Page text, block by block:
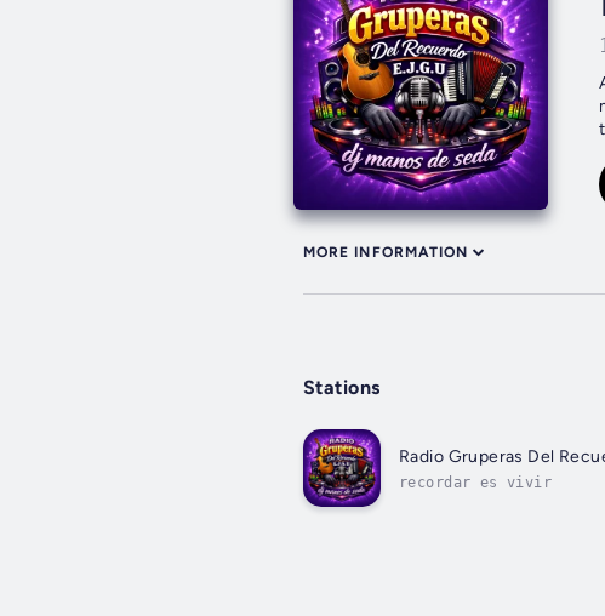
MORE INFORMATION
Stations
Radio Gruperas Del
recordar es vivir